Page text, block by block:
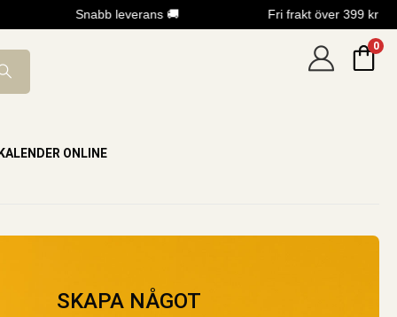
Snabb leverans 🚚 Fri frakt över 399 kr
0
ONLINE
SKAPA NÅGOT